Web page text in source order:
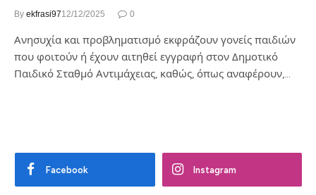
By ekfrasi9712/12/2025 0
Ανησυχία και προβληματισμό εκφράζουν γονείς παιδιών
που φοιτούν ή έχουν αιτηθεί εγγραφή στον Δημοτικό
Παιδικό Σταθμό Αντιμάχειας, καθώς, όπως αναφέρουν,…
Facebook Instagram